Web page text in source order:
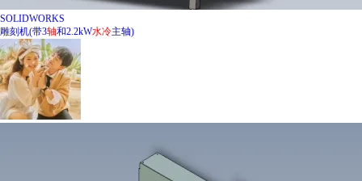
SOLIDWORKS
雕刻机(带3轴和2.2kW水冷主轴)